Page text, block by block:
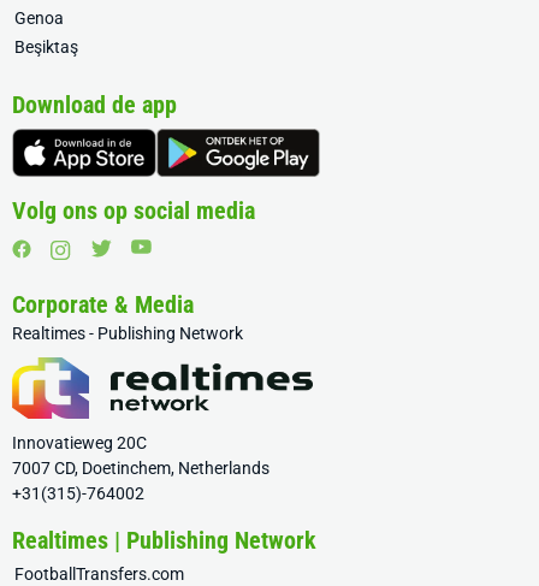
Genoa
Beşiktaş
Download de app
Volg ons op social media
Corporate & Media
Realtimes - Publishing Network
Innovatieweg 20C
7007 CD, Doetinchem, Netherlands
+31(315)-764002
Realtimes | Publishing Network
FootballTransfers.com